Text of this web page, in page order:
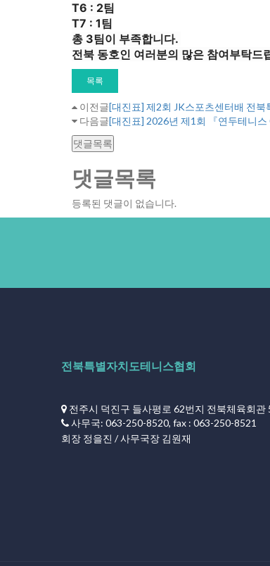
T6 : 2팀
T7 : 1팀
총 3팀이 부족합니다.
전북 동호인 여러분의 많은 참여부탁드
목록
이전글[대진표] 제2회 JK스포츠센터배 전북
다음글[대진표] 2026년 제1회 『연두테니
댓글목록
댓글목록
등록된 댓글이 없습니다.
전북특별자치도테니스협회
전주시 덕진구 들사평로 62번지 전북체육회관
사무국: 063-250-8520, fax : 063-250-8521
회장 정을진 / 사무국장 김원재